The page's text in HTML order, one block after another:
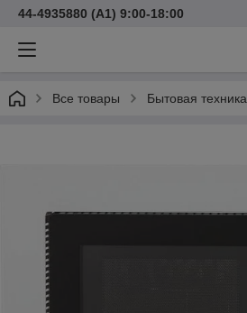
44-4935880 (A1) 9:00-18:00
Все товары Бытовая техника